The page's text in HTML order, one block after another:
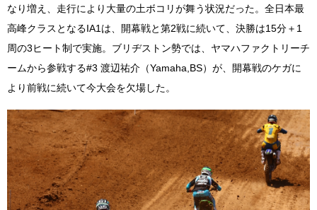
なり増え、走行により大量の土ボコリが舞う状況だった。全日本最
高峰クラスとなるIA1は、開幕戦と第2戦に続いて、決勝は15分＋1
周の3ヒート制で実施。ブリヂストン勢では、ヤマハファクトリーチ
ームから参戦する#3 渡辺祐介（Yamaha,BS）が、開幕戦のケガに
より前戦に続いて今大会を欠場した。